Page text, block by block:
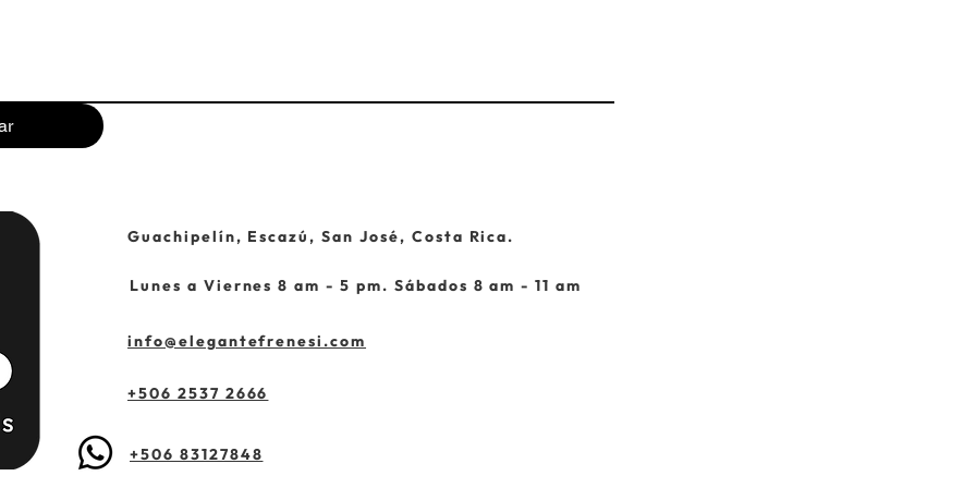
Guachipelín, Escazú, San José, Costa Rica.
Lunes a Viernes 8 am - 5 pm. Sábados 8 am - 11 am
info@elegantefrenesi.com
+506 2537 2666
+506 83127848